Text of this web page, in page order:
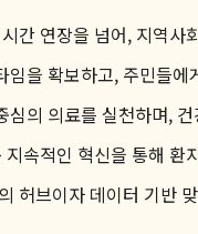
간 연장을 넘어, 지역
을 확보하고, 주민들
의 의료를 실천하며,
속적인 혁신을 통해
허브이자 데이터 기반